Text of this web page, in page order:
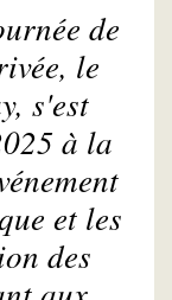
de
le
, s'est
à la
et les
des